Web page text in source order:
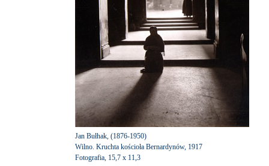
Jan Bułhak, (1876-1950)
Wilno. Kruchta kościoła Bernardynów, 1917
Fotografia, 15,7 x 11,3